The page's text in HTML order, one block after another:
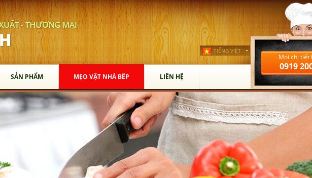
TIẾNG VIỆT
Mọi chi tiết
0919
SẢN PHẨM MẸO VẶT NHÀ BẾP LIÊN HỆ